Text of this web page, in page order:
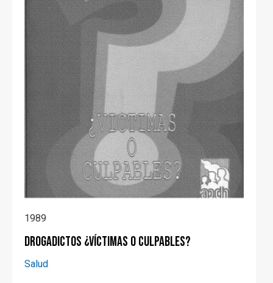
1989
Drogadictos ¿Víctimas o culpables?
Salud